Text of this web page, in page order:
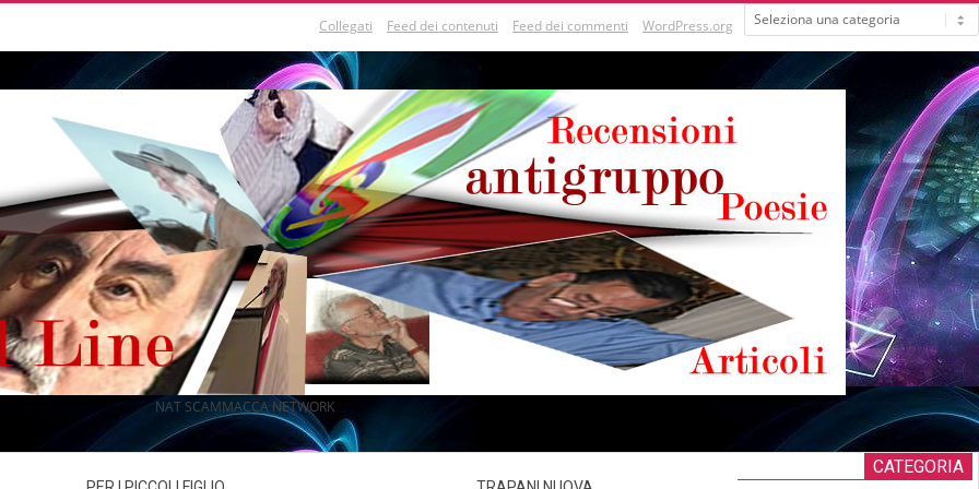
Collegati Feed dei contenuti Feed dei commenti WordPress.org
Categorie
NAT SCAMMACCA NETWORK
CATEGORIA